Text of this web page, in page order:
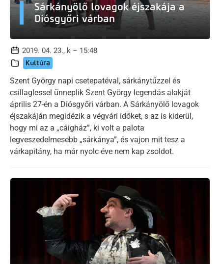
Sárkányölő lovagok éjszakája a
Diósgyőri várban
2019. 04. 23., k – 15:48
Kultúra
Szent György napi csetepatéval, sárkánytűzzel és
csillaglessel ünneplik Szent György legendás alakját
április 27-én a Diósgyőri várban. A Sárkányölő lovagok
éjszakáján megidézik a végvári időket, s az is kiderül,
hogy mi az a „cáigház”, ki volt a palota
legveszedelmesebb „sárkánya”, és vajon mit tesz a
várkapitány, ha már nyolc éve nem kap zsoldot.